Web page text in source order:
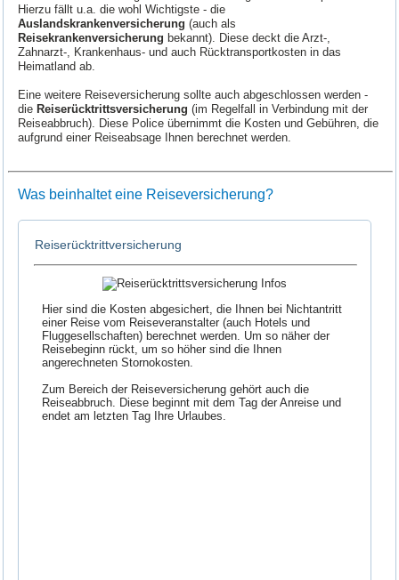
Hierzu fällt u.a. die wohl Wichtigste - die
Auslandskrankenversicherung (auch als
Reisekrankenversicherung bekannt). Diese deckt die Arzt-,
Zahnarzt-, Krankenhaus- und auch Rücktransportkosten in das
Heimatland ab.
Eine weitere Reiseversicherung sollte auch abgeschlossen werden -
die Reiserücktrittsversicherung (im Regelfall in Verbindung mit der
Reiseabbruch). Diese Police übernimmt die Kosten und Gebühren, die
aufgrund einer Reiseabsage Ihnen berechnet werden.
Was beinhaltet eine Reiseversicherung?
Reiserücktrittversicherung
Hier sind die Kosten abgesichert, die Ihnen bei Nichtantritt
einer Reise vom Reiseveranstalter (auch Hotels und
Fluggesellschaften) berechnet werden. Um so näher der
Reisebeginn rückt, um so höher sind die Ihnen
angerechneten Stornokosten.
Zum Bereich der Reiseversicherung gehört auch die
Reiseabbruch. Diese beginnt mit dem Tag der Anreise und
endet am letzten Tag Ihre Urlaubes.